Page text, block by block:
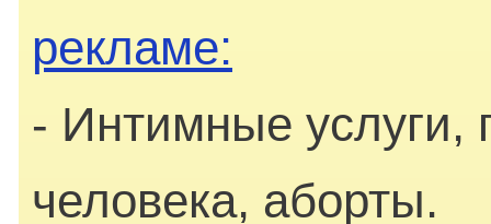
рекламе:
- Интимные услуги,
человека, аборты.